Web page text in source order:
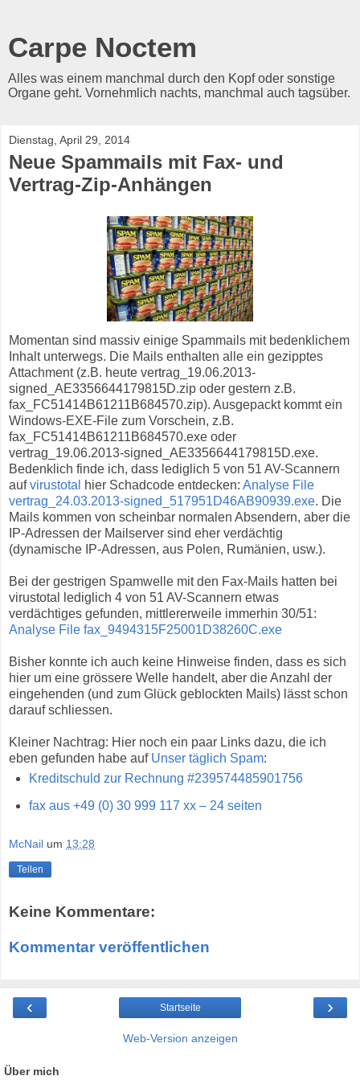
Carpe Noctem
Alles was einem manchmal durch den Kopf oder sonstige
Organe geht. Vornehmlich nachts, manchmal auch tagsüber.
Dienstag, April 29, 2014
Neue Spammails mit Fax- und
Vertrag-Zip-Anhängen
Momentan sind massiv einige Spammails mit bedenklichem
Inhalt unterwegs. Die Mails enthalten alle ein gezipptes
Attachment (z.B. heute vertrag_19.06.2013-
signed_AE3356644179815D.zip oder gestern z.B.
fax_FC51414B61211B684570.zip). Ausgepackt kommt ein
Windows-EXE-File zum Vorschein, z.B.
fax_FC51414B61211B684570.exe oder
vertrag_19.06.2013-signed_AE3356644179815D.exe.
Bedenklich finde ich, dass lediglich 5 von 51 AV-Scannern
aufvirustotal hier Schadcode entdecken: Analyse File
vertrag_24.03.2013-signed_517951D46AB90939.exe. Die
Mails kommen von scheinbar normalen Absendern, aber die
IP-Adressen der Mailserver sind eher verdächtig
(dynamische IP-Adressen, aus Polen, Rumänien, usw.).
Bei der gestrigen Spamwelle mit den Fax-Mails hatten bei
virustotal lediglich 4 von 51 AV-Scannern etwas
verdächtiges gefunden, mittlererweile immerhin 30/51:
Analyse File fax_9494315F25001D38260C.exe
Bisher konnte ich auch keine Hinweise finden, dass es sich
hier um eine grössere Welle handelt, aber die Anzahl der
eingehenden (und zum Glück geblockten Mails) lässt schon
darauf schliessen.
Kleiner Nachtrag: Hier noch ein paar Links dazu, die ich
eben gefunden habe auf Unser täglich Spam:
Kreditschuld zur Rechnung #239574485901756
fax aus +49 (0) 30 999 117 xx – 24 seiten
McNail um 13:28
Teilen
Keine Kommentare:
Kommentar veröffentlichen
‹ ›
Startseite
Web-Version anzeigen
Über mich